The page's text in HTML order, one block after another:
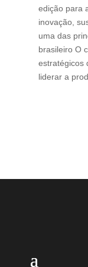
edição para
inovação,
uma das
brasileiro O
estratégicos
liderar a